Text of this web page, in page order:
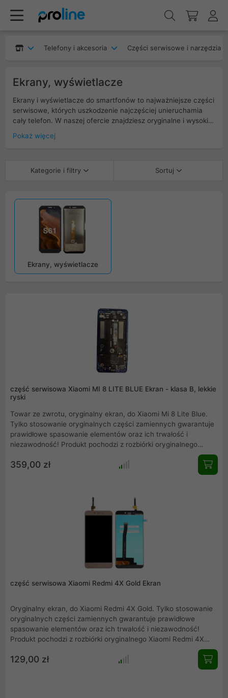
Telefony i akcesoria Części serwisowe i narzędzia
Ekrany, wyświetlacze
Ekrany i wyświetlacze do smartfonów to najważniejsze części
serwisowe, których uszkodzenie najczęściej unieruchamia
cały telefon. W naszej ofercie znajdziesz oryginalne i wysokiej
ochronnym i ramką, dopasowane do konkretnych modeli.
czułością dotyku i kompatybilnością z funkcjami takimi jak
komfort użytkowania.
Pokaż więcej
Kategorie i filtry Sortuj
Ekrany, wyświetlacze
część serwisowa Xiaomi MI 8 LITE BLUE Ekran - klasa B, lekkie
ryski
Towar ze zwrotu, oryginalny ekran, do Xiaomi Mi 8 Lite Blue.
Tylko stosowanie oryginalnych części zamiennych gwarantuje
prawidłowe spasowanie elementów oraz ich trwałość i
niezawodność! Produkt pochodzi z rozbiórki oryginalnego
359,00 zł
część serwisowa Xiaomi Redmi 4X Gold Ekran
Oryginalny ekran, do Xiaomi Redmi 4X Gold. Tylko stosowanie
oryginalnych części zamiennych gwarantuje prawidłowe
spasowanie elementów oraz ich trwałość i niezawodność!
Produkt pochodzi z rozbiórki oryginalnego Xiaomi Redmi 4X
Gold, jest to kompletny wyświetlacz z ekranem dotykowym.
Kolor złoty. Testowane przez producenta.
129,00 zł